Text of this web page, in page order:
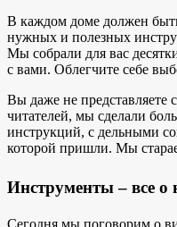
В каждом доме должен
нужных и полезных
Мы собрали для вас
с вами. Облегчите себе
Вы даже не представляете
читателей, мы сделали
инструкций, с дельными
которой пришли. Мы
Инструменты – все о
Сегодня мы поговорим о